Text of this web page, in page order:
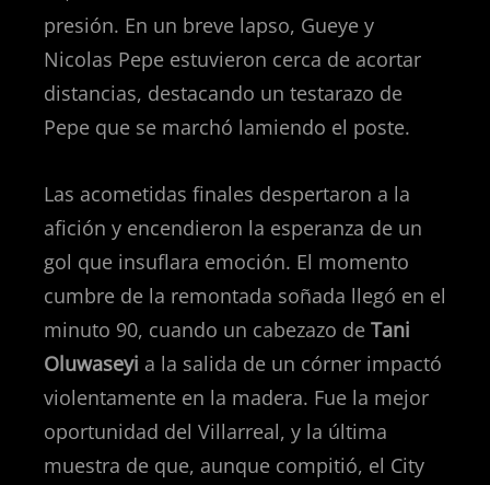
presión. En un breve lapso, Gueye y
Nicolas Pepe estuvieron cerca de acortar
distancias, destacando un testarazo de
Pepe que se marchó lamiendo el poste.
Las acometidas finales despertaron a la
afición y encendieron la esperanza de un
gol que insuflara emoción. El momento
cumbre de la remontada soñada llegó en el
minuto 90, cuando un cabezazo de Tani
Oluwaseyi a la salida de un córner impactó
violentamente en la madera. Fue la mejor
oportunidad del Villarreal, y la última
muestra de que, aunque compitió, el City